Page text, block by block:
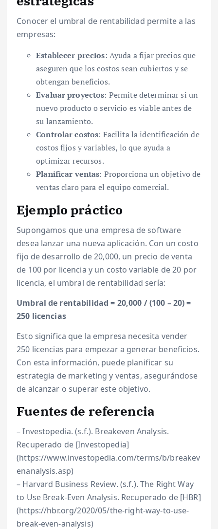
Conocer el umbral de rentabilidad permite a las
empresas:
Establecer precios: Ayuda a fijar precios que
aseguren que los costos sean cubiertos y se
obtengan beneficios.
Evaluar proyectos: Permite determinar si un
nuevo producto o servicio es viable antes de
su lanzamiento.
Controlar costos: Facilita la identificación de
costos fijos y variables, lo que ayuda a
optimizar recursos.
Planificar ventas: Proporciona un objetivo de
ventas claro para el equipo comercial.
Ejemplo práctico
Supongamos que una empresa de software
desea lanzar una nueva aplicación. Con un costo
fijo de desarrollo de 20,000, un precio de venta
de 100 por licencia y un costo variable de 20 por
licencia, el umbral de rentabilidad sería:
Umbral de rentabilidad = 20,000 / (100 – 20) =
250 licencias
Esto significa que la empresa necesita vender
250 licencias para empezar a generar beneficios.
Con esta información, puede planificar su
estrategia de marketing y ventas, asegurándose
de alcanzar o superar este objetivo.
Fuentes de referencia
– Investopedia. (s.f.). Breakeven Analysis.
Recuperado de [Investopedia]
(https://www.investopedia.com/terms/b/breakev
enanalysis.asp)
– Harvard Business Review. (s.f.). The Right Way
to Use Break-Even Analysis. Recuperado de [HBR]
(https://hbr.org/2020/05/the-right-way-to-use-
break-even-analysis)